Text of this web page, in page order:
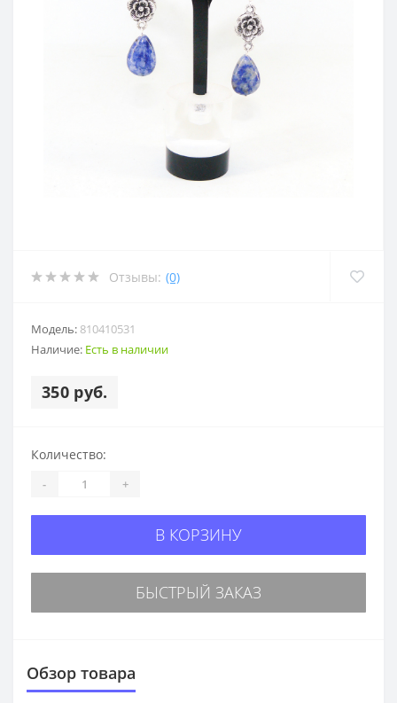
Отзывы: (0)
Модель: 810410531
Наличие: Есть в наличии
350 руб.
Количество:
- +
В КОРЗИНУ
БЫСТРЫЙ ЗАКАЗ
Обзор товара